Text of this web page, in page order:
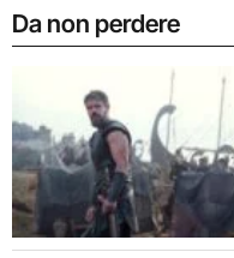
Da non perdere